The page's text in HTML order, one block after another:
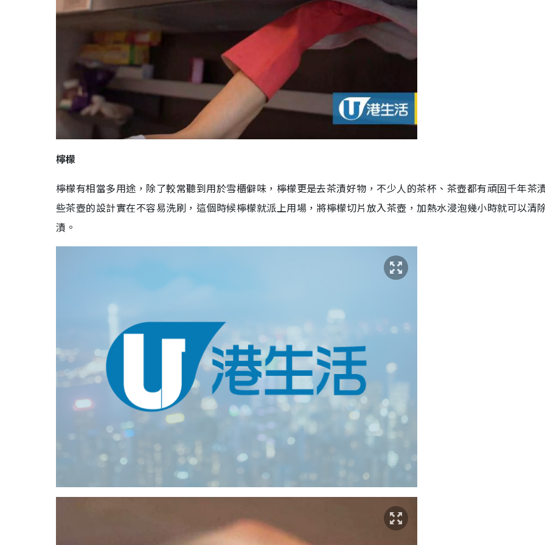
檸檬
檸檬有相當多用途，除了較常聽到用於雪櫃僻味，檸檬更是去茶漬好物，不少人的茶杯、茶壺都有頑固千年茶
些茶壺的設計實在不容易洗刷，這個時候檸檬就派上用場，將檸檬切片放入茶壺，加熱水浸泡幾小時就可以清
漬。